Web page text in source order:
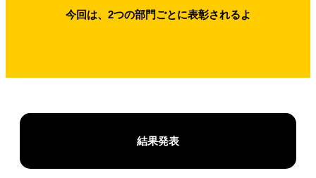
今回は、2つの部門ごとに表彰されるよ
結果発表